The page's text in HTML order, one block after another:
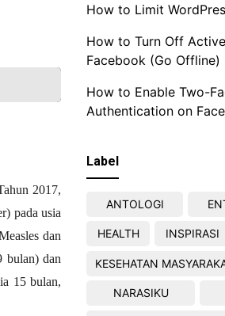
2017,
pada usia
dan
bulan) dan
15 bulan,
How to Limit
How to Turn Off
Facebook (Go Offline)
How to Enable Two-
Authentication on
Label
ANTOLOGI
HEALTH INSPIRASI
KESEHATAN
NARASIKU